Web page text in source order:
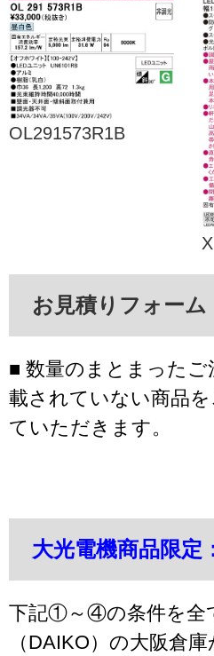
OL291573R1B
お見積りフォーム
■ 数量のまとまった
載されていない商品
ていただきます。
大光電機商品限定
下記①～④の条件を全
（DAIKO）の大阪倉